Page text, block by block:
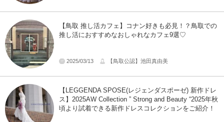
【鳥取 推し活カフェ】コナン好きも必見！？鳥取での
推し活におすすめなおしゃれなカフェ9選♡
2025/03/13 【鳥取公認】池田真由美
【LEGGENDA SPOSE(レジェンダスポーゼ) 新作ドレ
ス】2025AW Collection ” Strong and Beauty “2025年秋
頃より試着できる新作ドレスコレクションをご紹介！